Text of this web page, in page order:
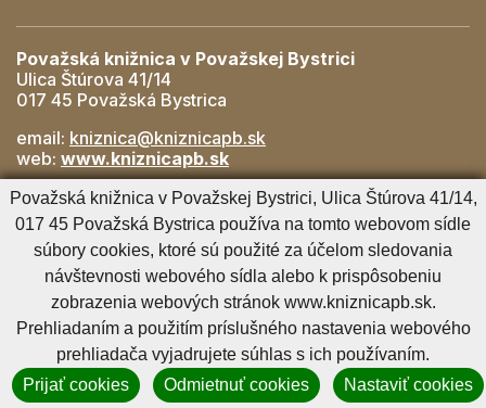
Považská knižnica v Považskej Bystrici
Ulica Štúrova 41/14
017 45 Považská Bystrica
email: kniznica@kniznicapb.sk
web: www.kniznicapb.sk
Pobočky
Rozkvet- 042/432 56 59, rozkvet@kniznicapb.sk
SNP - 0901 918 843, snp@kniznicapb.sk
Cookies nastavenieCookies - viac informáciíVyhlásenie o prístupnosti
Technický prevádzkovateľ
Správca obsahu
GenerujeCMS BUXUS
Považská knižnica v Považskej Bystrici, Ulica Štúrova 41/14,
017 45 Považská Bystrica používa na tomto webovom sídle
súbory cookies, ktoré sú použité za účelom sledovania
návštevnosti webového sídla alebo k prispôsobeniu
zobrazenia webových stránok www.kniznicapb.sk.
Prehliadaním a použitím príslušného nastavenia webového
prehliadača vyjadrujete súhlas s ich používaním.
Prijať cookies
Odmietnuť cookies Nastaviť cookies